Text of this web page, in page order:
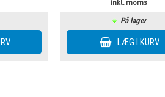
inkl. moms
På lager